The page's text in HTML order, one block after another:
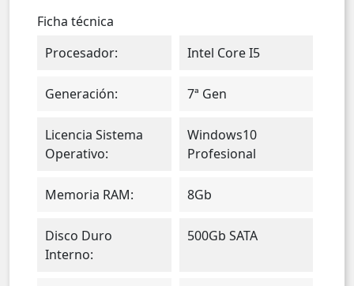
Ficha técnica
Procesador:
Intel Core I5
Generación: 7ª Gen
Licencia Sistema
Operativo:
Windows10
Profesional
Memoria RAM: 8Gb
Disco Duro
Interno:
500Gb SATA